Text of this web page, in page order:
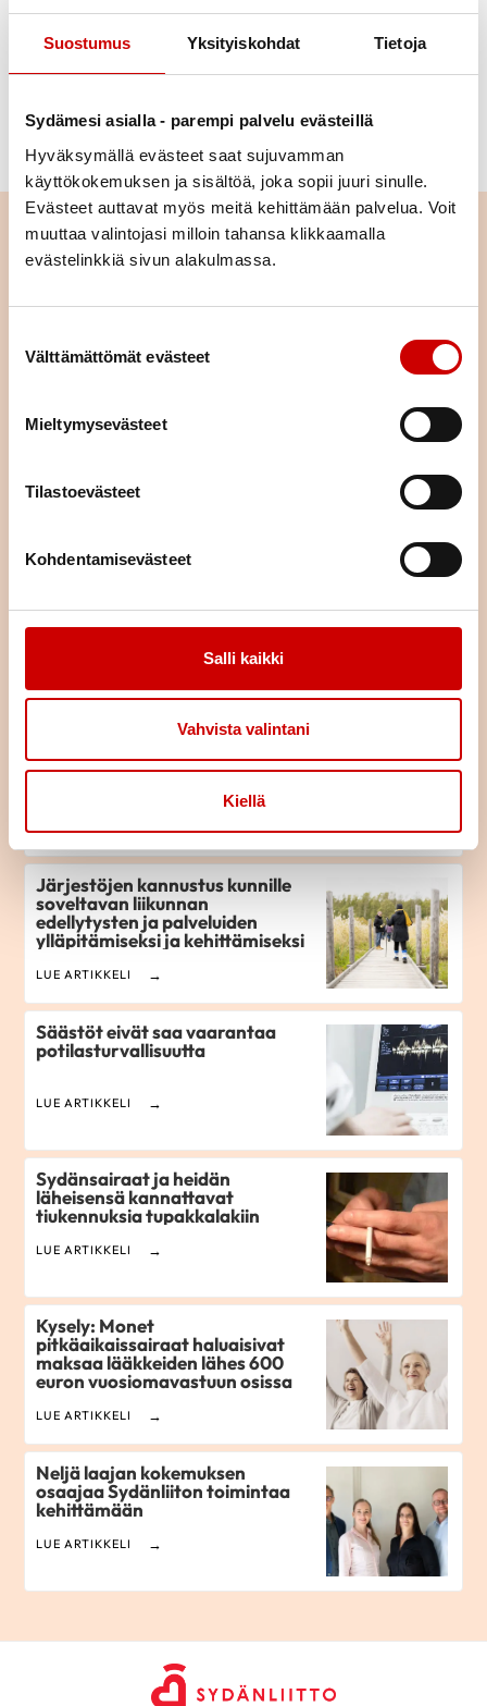
Suostumus Yksityiskohdat Tietoja
Sydämesi asialla - parempi palvelu evästeillä
Hyväksymällä evästeet saat sujuvamman
käyttökokemuksen ja sisältöä, joka sopii juuri sinulle.
Evästeet auttavat myös meitä kehittämään palvelua. Voit
muuttaa valintojasi milloin tahansa klikkaamalla
evästelinkkiä sivun alakulmassa.
Välttämättömät evästeet
Mieltymysevästeet
Tilastoevästeet
Kohdentamisevästeet
Salli kaikki
Vahvista valintani
Kiellä
Suomen hyvinvointialue
Marjaana Kauranen, terveyden edistämisen ja
viestinnän asiantuntija, Sydänliitto
Kirjoitus on julkaistu Maaseudun Tulevaisuudessa
29.8.2025.
Lue seuraavaksi
sydäntä – näin työpäivään saa
LUE ARTIKKELI
normaalin arjen
Terveyttä edistettävä
johdonmukaisesti
Liikkuva Suomi on terveempi
Suomi
Järjestöjen kannustus kunnille
soveltavan liikunnan
edellytysten ja palveluiden
ylläpitämiseksi ja kehittämiseksi
LUE ARTIKKELI
Säästöt eivät saa vaarantaa
potilasturvallisuutta
LUE ARTIKKELI
Sydänsairaat ja heidän
läheisensä kannattavat
tiukennuksia tupakkalakiin
LUE ARTIKKELI
Kysely: Monet
pitkäaikaissairaat haluaisivat
maksaa lääkkeiden lähes 600
euron vuosiomavastuun osissa
LUE ARTIKKELI
Neljä laajan kokemuksen
osaajaa Sydänliiton toimintaa
kehittämään
LUE ARTIKKELI